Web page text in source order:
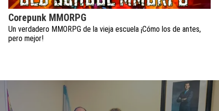
Corepunk MMORPG
Un verdadero MMORPG de la vieja escuela ¡Cómo los de antes,
pero mejor!